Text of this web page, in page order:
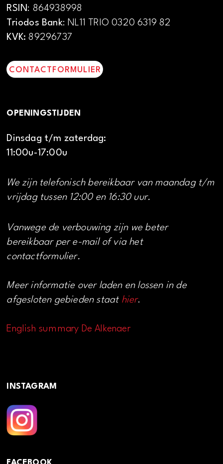
RSIN: 864938998
Triodos Bank: NL11 TRIO 0320 6319 82
KVK: 89296737
CONTACTFORMULIER
OPENINGSTIJDEN
Dinsdag t/m zaterdag:
11:00u-17:00u
We zijn telefonisch bereikbaar van maandag t/m
vrijdag tussen 12:00 en 16:30 uur.
Vanwege de verbouwing zijn we beter
bereikbaar per e-mail of via het
contactformulier.
Meer informatie over laden en lossen in de
afgesloten gebieden staat hier.
English summary De Alkenaer
INSTAGRAM